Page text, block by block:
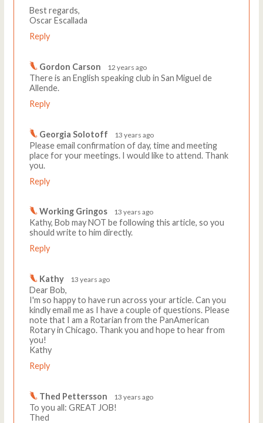
Best regards,
Oscar Escallada
Reply
Gordon Carson 12 years ago
There is an English speaking club in San Miguel de
Allende.
Reply
Georgia Solotoff 13 years ago
Please email confirmation of day, time and meeting
place for your meetings. I would like to attend. Thank
you.
Reply
Working Gringos 13 years ago
Kathy, Bob may NOT be following this article, so you
should write to him directly.
Reply
Kathy 13 years ago
Dear Bob,
I'm so happy to have run across your article. Can you
kindly email me as I have a couple of questions. Please
note that I am a Rotarian from the PanAmerican
Rotary in Chicago. Thank you and hope to hear from
you!
Kathy
Reply
Thed Pettersson 13 years ago
To you all: GREAT JOB!
Thed